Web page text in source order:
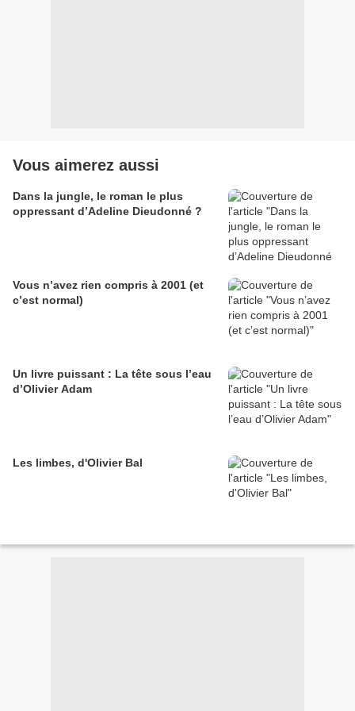
Vous aimerez aussi
Dans la jungle, le roman le plus
oppressant d’Adeline Dieudonné ?
Vous n’avez rien compris à 2001 (et
c’est normal)
Un livre puissant : La tête sous l’eau
d’Olivier Adam
Les limbes, d'Olivier Bal